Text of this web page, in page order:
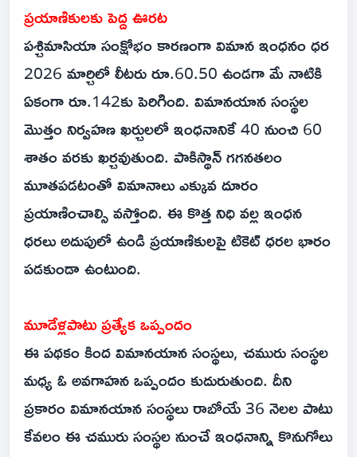
ప్రయాణికులకు పెద్ద ఊరట
పశ్చిమాసియా సంక్షోభం కారణంగా విమాన ఇంధనం ధర
2026 మార్చిలో లీటరు రూ.60.50 ఉండగా మే నాటికి
ఏకంగా రూ.142కు పెరిగింది. విమానయాన సంస్థల
మొత్తం నిర్వహణ ఖర్చులలో ఇంధనానికే 40 నుంచి 60
శాతం వరకు ఖర్చవుతుంది. పాకిస్థాన్ గగనతలం
మూతపడటంతో విమానాలు ఎక్కువ దూరం
ప్రయాణించాల్సి వస్తోంది. ఈ కొత్త నిధి వల్ల ఇంధన
ధరలు అదుపులో ఉండి ప్రయాణికులపై టికెట్ ధరల భారం
పడకుండా ఉంటుంది.
మూడేళ్లపాటు ప్రత్యేక ఒప్పందం
ఈ పథకం కింద విమానయాన సంస్థలు, చమురు సంస్థల
మధ్య ఓ అవగాహన ఒప్పందం కుదురుతుంది. దీని
ప్రకారం విమానయాన సంస్థలు రాబోయే 36 నెలల పాటు
కేవలం ఈ చమురు సంస్థల నుంచే ఇంధనాన్ని కొనుగోలు